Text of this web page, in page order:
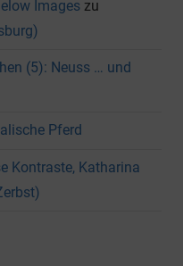
Images zu
(5): Neuss … und
Pferd
Kontraste, Katharina